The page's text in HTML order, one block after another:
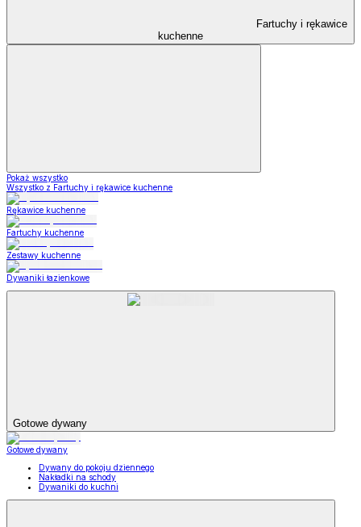
Fartuchy i rękawice
kuchenne
Pokaż wszystko
Wszystko z Fartuchy i rękawice kuchenne
Rękawice kuchenne
Fartuchy kuchenne
Zestawy kuchenne
Dywaniki łazienkowe
Gotowe dywany
Gotowe dywany
Dywany do pokoju dziennego
Nakładki na schody
Dywaniki do kuchni